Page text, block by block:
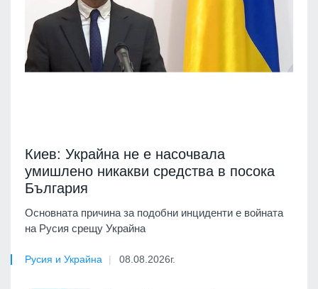
Киев: Украйна не е насочвала
умишлено никакви средства в посока
България
Основната причина за подобни инциденти е войната
на Русия срещу Украйна
Русия и Украйна 08.08.2026г.